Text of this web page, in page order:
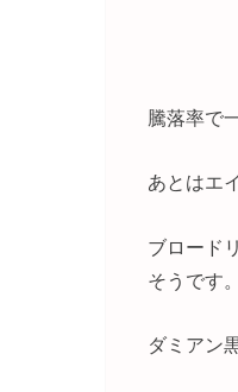
騰落率で
あとはエ
ブロード
そうです。
ダミアン